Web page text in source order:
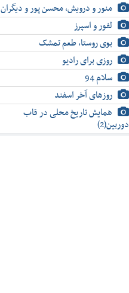
منور و درویش، محسن پور و دیگران
لفور و اسپرز
بوی روستا، طعم تمشک
روزی برای رادیو
سلام 94
روزهای آخر اسفند
همایش تاریخ محلی در قاب
دوربین(2)